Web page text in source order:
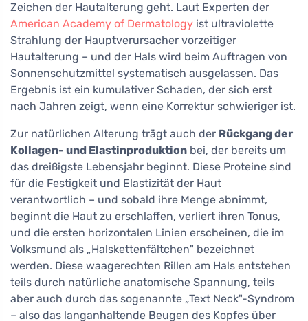
Zeichen der Hautalterung geht. Laut Experten der
American Academy of Dermatology ist ultraviolette
Strahlung der Hauptverursacher vorzeitiger
Hautalterung – und der Hals wird beim Auftragen von
Sonnenschutzmittel systematisch ausgelassen. Das
Ergebnis ist ein kumulativer Schaden, der sich erst
nach Jahren zeigt, wenn eine Korrektur schwieriger ist.
Zur natürlichen Alterung trägt auch der Rückgang der
Kollagen- und Elastinproduktion bei, der bereits um
das dreißigste Lebensjahr beginnt. Diese Proteine sind
für die Festigkeit und Elastizität der Haut
verantwortlich – und sobald ihre Menge abnimmt,
beginnt die Haut zu erschlaffen, verliert ihren Tonus,
und die ersten horizontalen Linien erscheinen, die im
Volksmund als „Halskettenfältchen" bezeichnet
werden. Diese waagerechten Rillen am Hals entstehen
teils durch natürliche anatomische Spannung, teils
aber auch durch das sogenannte „Text Neck"-Syndrom
– also das langanhaltende Beugen des Kopfes über